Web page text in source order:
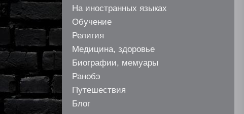
На иностранных языках
Обучение
Религия
Медицина, здоровье
Биографии, мемуары
Ранобэ
Путешествия
Блог